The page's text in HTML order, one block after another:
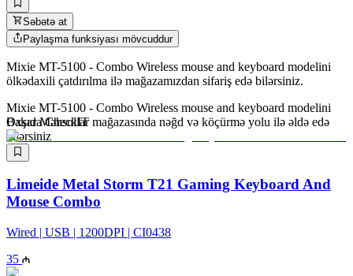
Səbətə at
Paylaşma funksiyası mövcuddur
Mixie MT-5100 - Combo Wireless mouse and keyboard modelini
ölkədaxili çatdırılma ilə mağazamızdan sifariş edə bilərsiniz.
Mixie MT-5100 - Combo Wireless mouse and keyboard modelini
Bakıda CheckIT mağazasında nəğd və köçürmə yolu ilə əldə edə
bilərsiniz
Oxşar Məhsullar
Limeide Metal Storm T21 Gaming Keyboard And
Mouse Combo
Wired | USB | 1200DPI | CI0438
35